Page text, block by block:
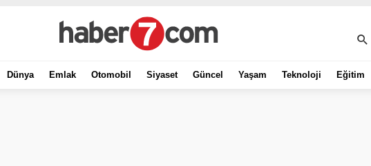
Dünya Emlak Otomobil Siyaset Güncel Yaşam Teknoloji Eğitim